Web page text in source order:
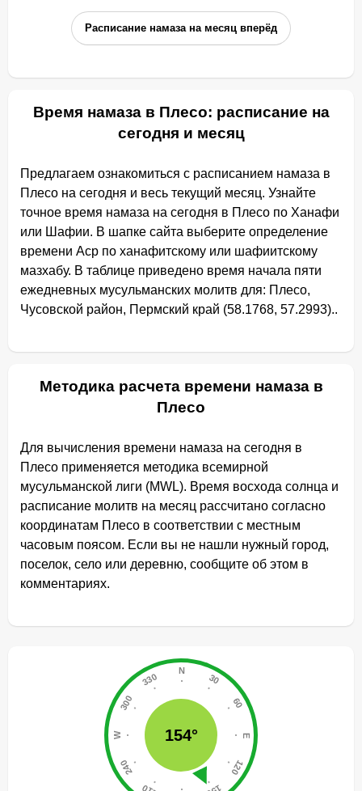
Расписание намаза на месяц вперёд
Время намаза в Плесо: расписание на
сегодня и месяц
Предлагаем ознакомиться с расписанием намаза в
Плесо на сегодня и весь текущий месяц. Узнайте
точное время намаза на сегодня в Плесо по Ханафи
или Шафии. В шапке сайта выберите определение
времени Аср по ханафитскому или шафиитскому
мазхабу. В таблице приведено время начала пяти
ежедневных мусульманских молитв для: Плесо,
Чусовской район, Пермский край (58.1768, 57.2993)..
Методика расчета времени намаза в
Плесо
Для вычисления времени намаза на сегодня в
Плесо применяется методика всемирной
мусульманской лиги (MWL). Время восхода солнца и
расписание молитв на месяц рассчитано согласно
координатам Плесо в соответствии с местным
часовым поясом. Если вы не нашли нужный город,
поселок, село или деревню, сообщите об этом в
комментариях.
154°